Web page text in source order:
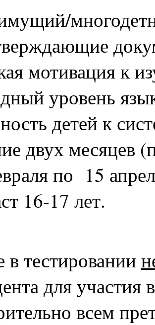
мотивация к
уровень
детей к
двух месяцев
по 15
16-17 лет.
в тестировании
для
всем